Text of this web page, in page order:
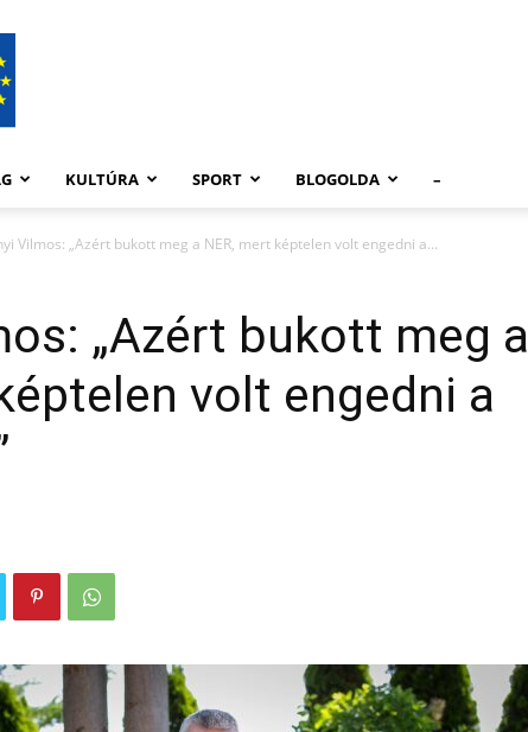
KULTÚRA SPORT BLOGOLDA –
Vilmos: „Azért bukott meg a NER, mert képtelen volt engedni a...
„Azért bukott meg a
volt engedni a